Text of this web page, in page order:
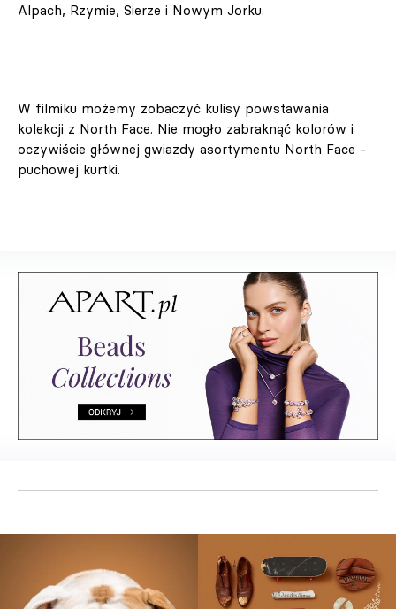
Alpach, Rzymie, Sierze i Nowym Jorku.
W filmiku możemy zobaczyć kulisy powstawania
kolekcji z North Face. Nie mogło zabraknąć kolorów i
oczywiście głównej gwiazdy asortymentu North Face -
puchowej kurtki.